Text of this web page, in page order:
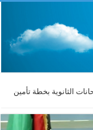
الثانوية بخطة تأمين